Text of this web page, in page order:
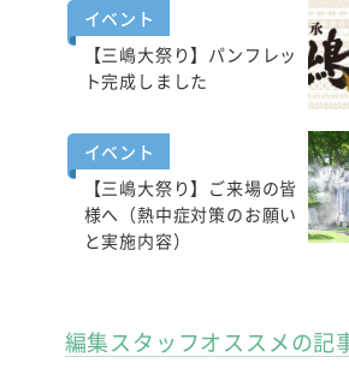
イベント
【三嶋大祭り】パンフレッ
ト完成しました
イベント
【三嶋大祭り】ご来場の皆
様へ（熱中症対策のお願い
と実施内容）
編集スタッフオススメの記